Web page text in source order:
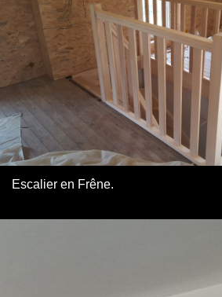
Escalier en Frêne.